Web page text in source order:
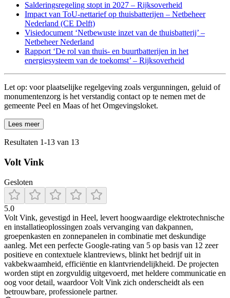
Salderingsregeling stopt in 2027 – Rijksoverheid
Impact van ToU-nettarief op thuisbatterijen – Netbeheer
Nederland (CE Delft)
Visiedocument ‘Netbewuste inzet van de thuisbatterij’ –
Netbeheer Nederland
Rapport ‘De rol van thuis‑ en buurtbatterijen in het
energiesysteem van de toekomst’ – Rijksoverheid
Let op: voor plaatselijke regelgeving zoals vergunningen, geluid of
monumentenzorg is het verstandig contact op te nemen met de
gemeente Peel en Maas of het Omgevingsloket.
Lees meer
Resultaten 1-13 van 13
Volt Vink
Gesloten
5.0
Volt Vink, gevestigd in Heel, levert hoogwaardige elektrotechnische
en installatieoplossingen zoals vervanging van dakpannen,
groepenkasten en zonnepanelen in combinatie met deskundige
aanleg. Met een perfecte Google-rating van 5 op basis van 12 zeer
positieve en contextuele klantreviews, blinkt het bedrijf uit in
vakbekwaamheid, efficiëntie en klantvriendelijkheid. De projecten
worden stipt en zorgvuldig uitgevoerd, met heldere communicatie en
oog voor detail, waardoor Volt Vink zich onderscheidt als een
betrouwbare, professionele partner.